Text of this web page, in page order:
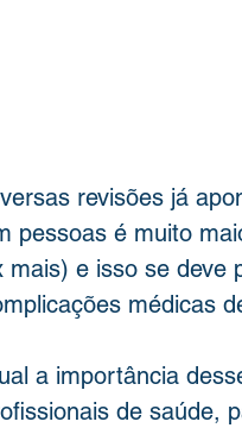
revisões já
pessoas é muito
mais) e isso se deve
médicas
a importância
de saúde,